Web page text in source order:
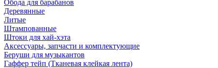
Обода для барабанов
Деревянные
Литые
Штампованные
Штоки для хай-хэта
Аксессуары, запчасти и комплектующие
Беруши для музыкантов
Гаффер тейп (Тканевая клейкая лента)